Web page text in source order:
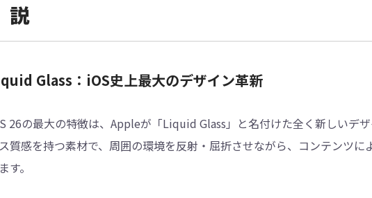
説
Glass：iOS史上最大のデザイン革新
26の最大の特徴は、Appleが「Liquid Glass」と名付けた全く新しいデ
質感を持つ素材で、周囲の環境を反射・屈折させながら、コンテンツ
す。